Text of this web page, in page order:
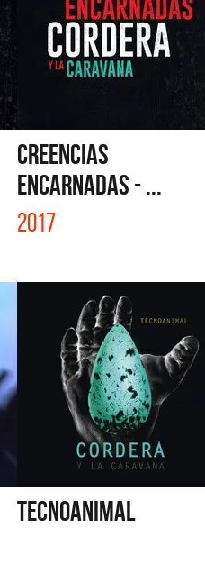
CREENCIAS
ENCARNADAS - ...
2017
TECNOANIMAL